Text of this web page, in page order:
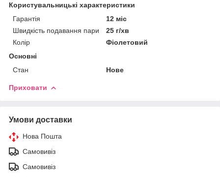
Користувальницькі характеристики
Гарантія
12 міс
Швидкість подавання пари
25 г/хв
Колір
Фіолетовий
Основні
Стан
Нове
Приховати
Умови доставки
Нова Пошта
Самовивіз
Самовивіз